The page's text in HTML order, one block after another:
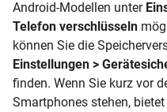
Android-Modellen unter
Telefon verschlüsseln
können Sie die
Einstellungen >
finden. Wenn Sie kurz vor
Smartphones stehen,